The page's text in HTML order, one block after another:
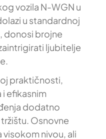
vozila N-WGN u
u standardnoj
donosi brojne
ljubitelje
praktičnosti,
efikasnim
dodatno
Osnovne
nivou, ali